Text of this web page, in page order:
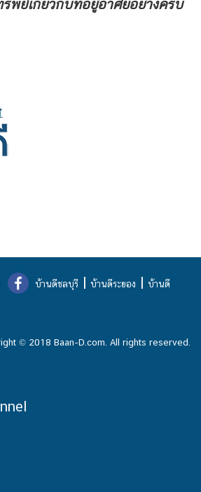
พย์เกี่ยวกับที่อยู่อาศัยอย่างครบ
บ้านดีชลบุรี | บ้านดีระยอง | บ้านดี
© 2018 Baan-D.com. All rights reserved.